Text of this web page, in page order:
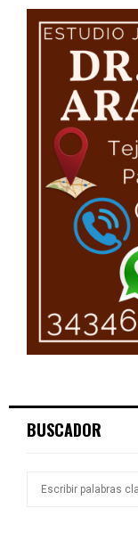
BUSCADOR